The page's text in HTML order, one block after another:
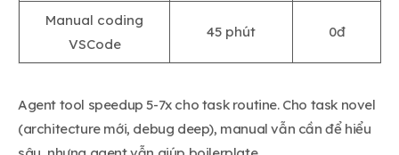
Manual coding
VSCode
45 phút 0đ
Agent tool speedup 5-7x cho task routine. Cho task novel
(architecture mới, debug deep), manual vẫn cần để hiểu